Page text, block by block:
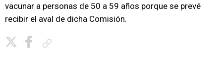
vacunar a personas de 50 a 59 años porque se prevé
recibir el aval de dicha Comisión.